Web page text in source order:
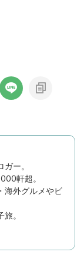
ー。
軒超。
海外グルメやビ
。